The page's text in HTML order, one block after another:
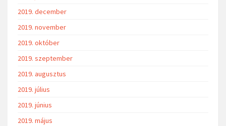
2019. december
2019. november
2019. október
2019. szeptember
2019. augusztus
2019. július
2019. június
2019. május